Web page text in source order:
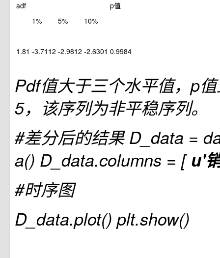
adf
p值
1%
5% 10%
1.81 -3.7112 -2.9812 -2.6301 0.9984
Pdf值大于三个水平值，p
5，该序列为非平稳序列。
#差分后的结果D_data =
a() D_data.columns = [u'
#时序图
D_data.plot() plt.show()